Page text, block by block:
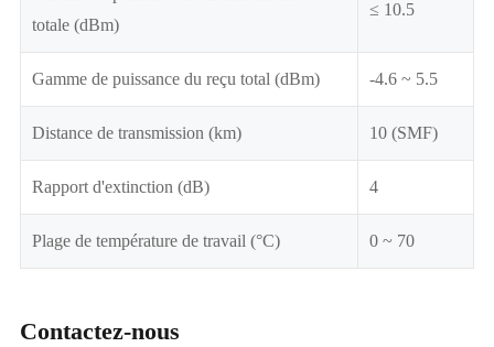
totale (dBm)
≤ 10.5
Gamme de puissance du reçu total (dBm) -4.6 ~ 5.5
Distance de transmission (km) 10 (SMF)
Rapport d'extinction (dB) 4
Plage de température de travail (°C) 0 ~ 70
Contactez-nous